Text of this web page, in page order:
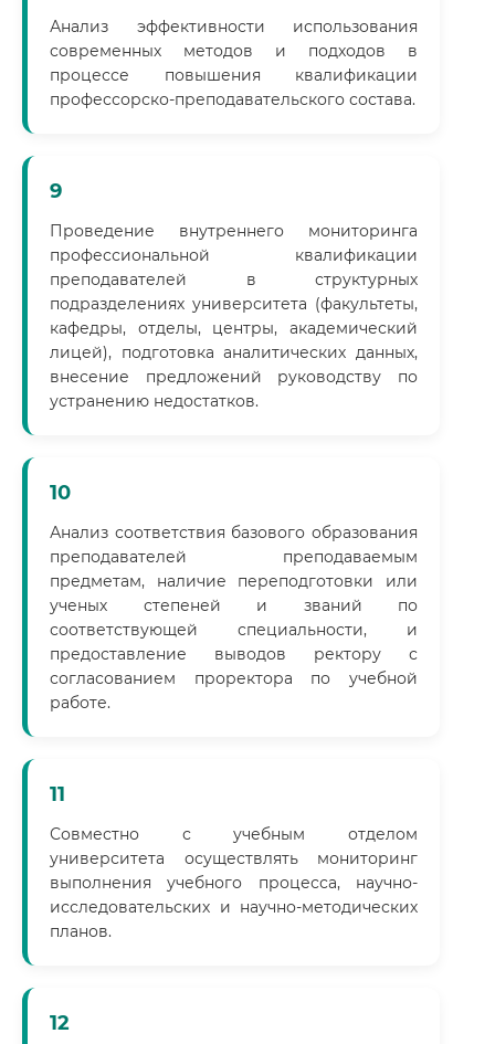
Анализ эффективности использования
современных методов и подходов в
процессе повышения квалификации
профессорско-преподавательского состава.
9
Проведение внутреннего мониторинга
профессиональной квалификации
преподавателей в структурных
подразделениях университета (факультеты,
кафедры, отделы, центры, академический
лицей), подготовка аналитических данных,
внесение предложений руководству по
устранению недостатков.
10
Анализ соответствия базового образования
преподавателей преподаваемым
предметам, наличие переподготовки или
ученых степеней и званий по
соответствующей специальности, и
предоставление выводов ректору с
согласованием проректора по учебной
работе.
11
Совместно с учебным отделом
университета осуществлять мониторинг
выполнения учебного процесса, научно-
исследовательских и научно-методических
планов.
12